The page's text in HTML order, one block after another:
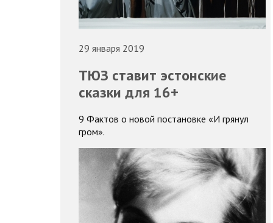
29 января 2019
ТЮЗ ставит эстонские
сказки для 16+
9 Фактов о новой постановке «И грянул
гром».